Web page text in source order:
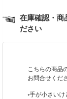
在庫確認・商
ださい
こちらの商品
お問合せくだ
◦手が小さい